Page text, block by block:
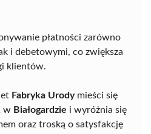
płatności zarówno
i debetowymi, co zwiększa
klientów.
Fabryka Urodymieści się
w Białogardzie i wyróżnia się
oraz troską o satysfakcję